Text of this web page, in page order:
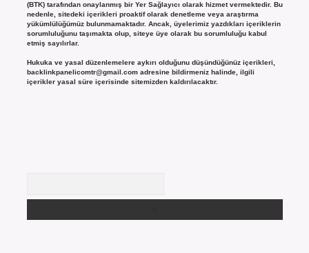
(BTK) tarafından onaylanmış bir Yer Sağlayıcı olarak hizmet vermektedir. Bu
nedenle, sitedeki içerikleri proaktif olarak denetleme veya araştırma
yükümlülüğümüz bulunmamaktadır. Ancak, üyelerimiz yazdıkları içeriklerin
sorumluluğunu taşımakta olup, siteye üye olarak bu sorumluluğu kabul
etmiş sayılırlar.
Hukuka ve yasal düzenlemelere aykırı olduğunu düşündüğünüz içerikleri,
backlinkpanelicomtr@gmail.comadresine bildirmeniz halinde, ilgili
içerikler yasal süre içerisinde sitemizden kaldırılacaktır.